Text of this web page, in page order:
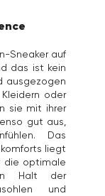
Sneaker auf
das ist kein
ausgezogen
oder
sie mit ihrer
gut aus,
Das
liegt
die optimale
Halt der
und